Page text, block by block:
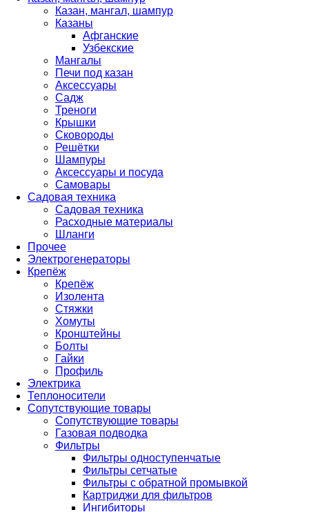
Казан, мангал, шампур
Казаны
Афганские
Узбекские
Мангалы
Печи под казан
Аксессуары
Садж
Треноги
Крышки
Сковороды
Решётки
Шампуры
Аксессуары и посуда
Самовары
Садовая техника
Садовая техника
Расходные материалы
Шланги
Прочее
Электрогенераторы
Крепёж
Крепёж
Изолента
Стяжки
Хомуты
Кронштейны
Болты
Гайки
Профиль
Электрика
Теплоносители
Сопутствующие товары
Сопутствующие товары
Газовая подводка
Фильтры
Фильтры одноступенчатые
Фильтры сетчатые
Фильтры с обратной промывкой
Картриджи для фильтров
Ингибиторы